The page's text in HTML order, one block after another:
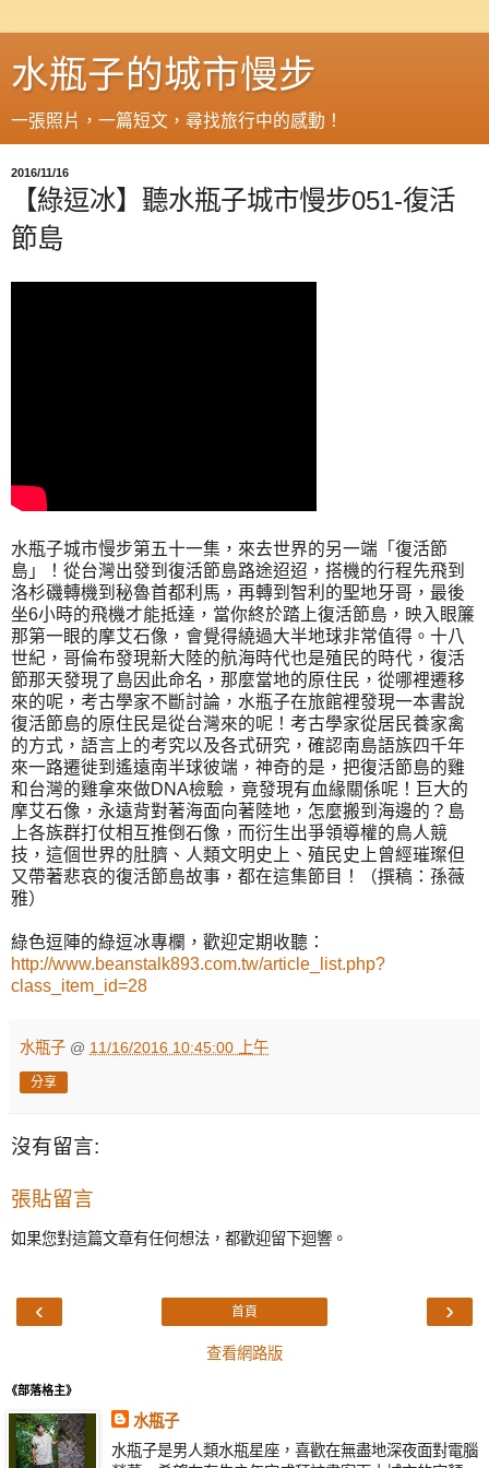
水瓶子的城市慢步
一張照片，一篇短文，尋找旅行中的感動！
2016/11/16
【綠逗冰】聽水瓶子城市慢步051-復活
節島
水瓶子城市慢步第五十一集，來去世界的另一端「復活節
島」！從台灣出發到復活節島路途迢迢，搭機的行程先飛到
洛杉磯轉機到秘魯首都利馬，再轉到智利的聖地牙哥，最後
坐6小時的飛機才能抵達，當你終於踏上復活節島，映入眼簾
那第一眼的摩艾石像，會覺得繞過大半地球非常值得。十八
世紀，哥倫布發現新大陸的航海時代也是殖民的時代，復活
節那天發現了島因此命名，那麼當地的原住民，從哪裡遷移
來的呢，考古學家不斷討論，水瓶子在旅館裡發現一本書說
復活節島的原住民是從台灣來的呢！考古學家從居民養家禽
的方式，語言上的考究以及各式研究，確認南島語族四千年
來一路遷徙到遙遠南半球彼端，神奇的是，把復活節島的雞
和台灣的雞拿來做DNA檢驗，竟發現有血緣關係呢！巨大的
摩艾石像，永遠背對著海面向著陸地，怎麼搬到海邊的？島
上各族群打仗相互推倒石像，而衍生出爭領導權的鳥人競
技，這個世界的肚臍、人類文明史上、殖民史上曾經璀璨但
又帶著悲哀的復活節島故事，都在這集節目！（撰稿：孫薇
雅）
綠色逗陣的綠逗冰專欄，歡迎定期收聽：
http://www.beanstalk893.com.tw/article_list.php?
class_item_id=28
水瓶子 @ 11/16/2016 10:45:00 上午
分享
沒有留言:
張貼留言
如果您對這篇文章有任何想法，都歡迎留下迴響。
‹ ›
首頁
查看網路版
《部落格主》
水瓶子
水瓶子是男人類水瓶星座，喜歡在無盡地深夜面對電腦